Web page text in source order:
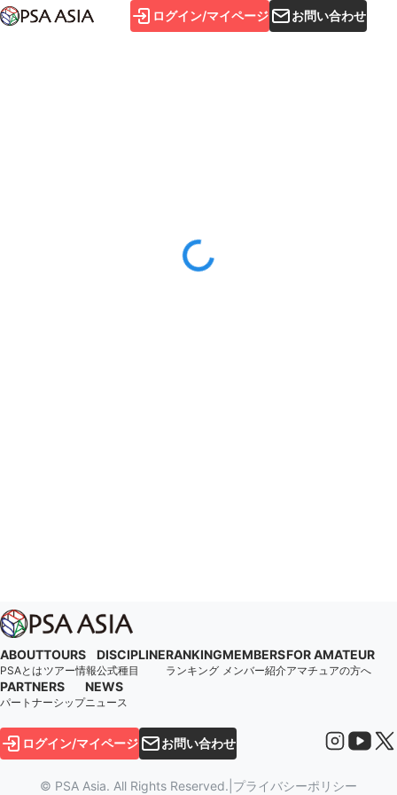
ログイン/マイページ お問い合わせ
ABOUT
PSAとは
TOURS
ツアー情報
DISCIPLINE
公式種目
RANKING
ランキング
MEMBERS
メンバー紹介
FOR AMATEUR
アマチュアの方へ
PARTNERS
パートナーシップ
NEWS
ニュース
ログイン/マイページ お問い合わせ
© PSA Asia. All Rights Reserved. プライバシーポリシー